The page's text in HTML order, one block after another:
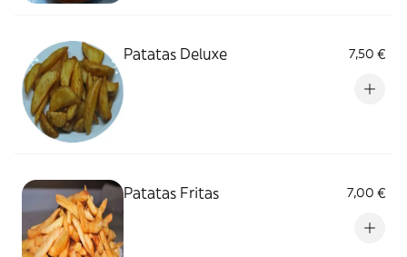
Patatas Deluxe 7,50 €
Patatas Fritas 7,00 €